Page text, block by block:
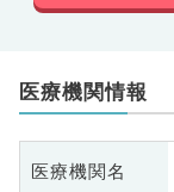
医療機関情報
医療機関名